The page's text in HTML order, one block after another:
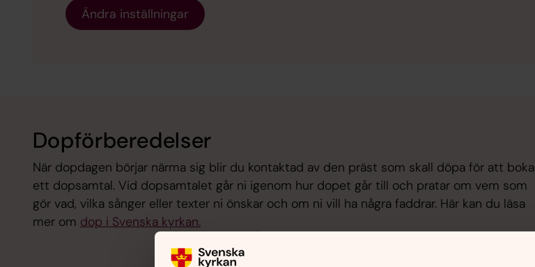
Ändra inställningar
Dopförberedelser
När dopdagen börjar närma sig blir du kontaktad av den präst som skall döpa för att boka
ett dopsamtal. Vid dopsamtalet går ni igenom hur dopet går till och pratar om vem som
gör vad, vilka sånger eller texter ni önskar och om ni vill ha några faddrar. Här kan du läsa
mer om dop i Svenska kyrkan.